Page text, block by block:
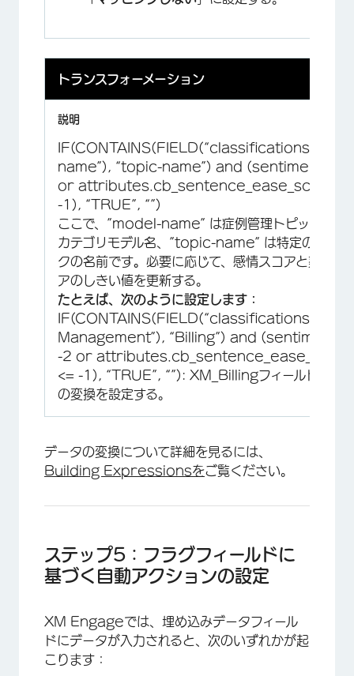
トランスフォーメーション
name”), “topic-name”) and (sentiment <=
or attributes.cb_sentence_ease_score
-1), “TRUE”, “”)
ここで、”model-name” は症例管理トピックを含
カテゴリモデル名、”topic-name” は特定のトピッ
クの名前です。 必要に応じて、感情スコアと努力ス
アのしきい値を更新する。
たとえば、次のように設定します：
IF(CONTAINS(FIELD(“classifications.Case
Management”), “Billing”) and (sentiment
-2 or attributes.cb_sentence_ease_score
<= -1), “TRUE”, “”): XM_Billingフィールドに以
の変換を設定する。
データの変換について詳細を見るには、
Building Expressionsをご覧ください。
ステップ5：フラグフィールドに
基づく自動アクションの設定
XM Engageでは、埋め込みデータフィール
ドにデータが入力されると、次のいずれかが起
こります：